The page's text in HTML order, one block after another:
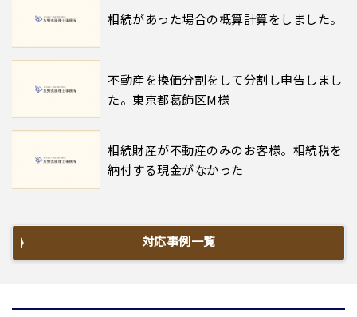
相続があった場合の概算計算をしました。
不動産を換価分割をして分割し申告しまし
た。東京都葛飾区M様
相続財産が不動産のみのお客様。相続税を
納付する現金がなかった
対応事例一覧